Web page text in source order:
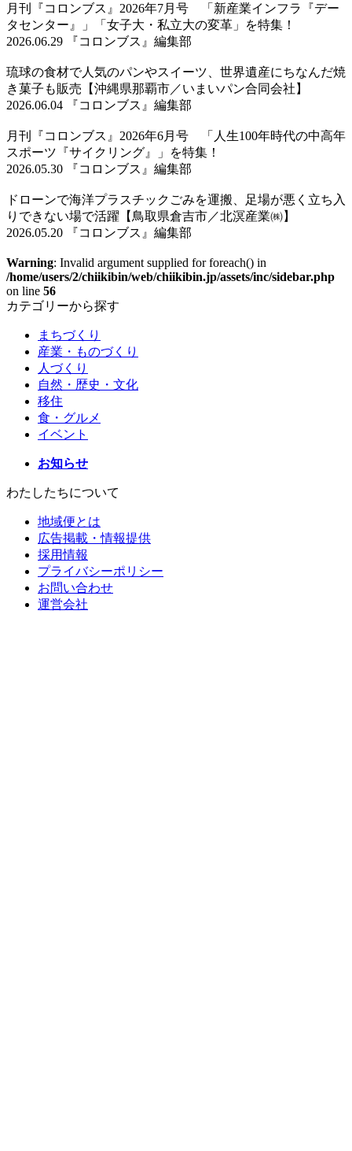
月刊『コロンブス』2026年7月号 「新産業インフラ『デー
タセンター』」「女子大・私立大の変革」を特集！
2026.06.29 『コロンブス』編集部
琉球の食材で人気のパンやスイーツ、世界遺産にちなんだ焼
き菓子も販売【沖縄県那覇市／いまいパン合同会社】
2026.06.04 『コロンブス』編集部
月刊『コロンブス』2026年6月号 「人生100年時代の中高年
スポーツ『サイクリング』」を特集！
2026.05.30 『コロンブス』編集部
ドローンで海洋プラスチックごみを運搬、足場が悪く立ち入
りできない場で活躍【鳥取県倉吉市／北溟産業㈱】
2026.05.20 『コロンブス』編集部
Warning: Invalid argument supplied for foreach() in
/home/users/2/chiikibin/web/chiikibin.jp/assets/inc/sidebar.php
on line 56
カテゴリーから探す
まちづくり
産業・ものづくり
人づくり
自然・歴史・文化
移住
食・グルメ
イベント
お知らせ
わたしたちについて
地域便とは
広告掲載・情報提供
採用情報
プライバシーポリシー
お問い合わせ
運営会社